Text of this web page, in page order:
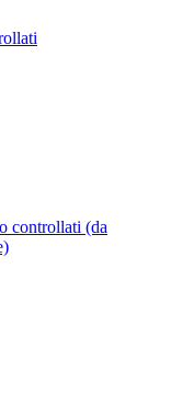
controllati (da